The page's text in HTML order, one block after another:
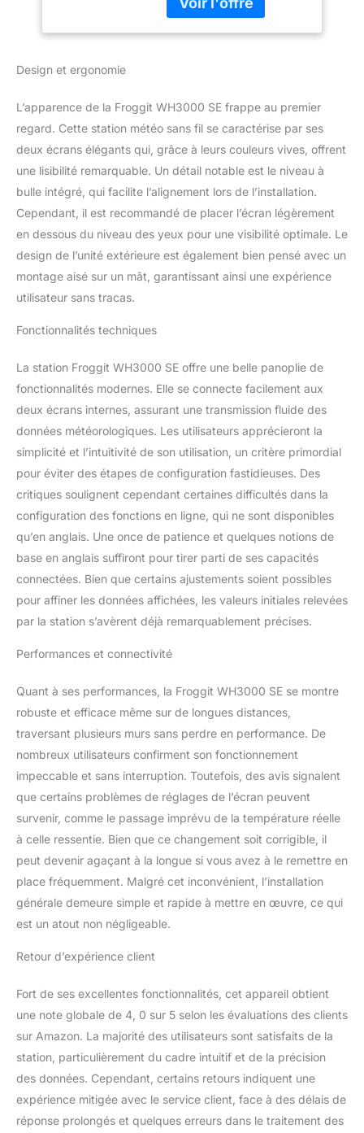
avec la dernière
vous pouvez télécharger
vos données météo à
Météo Server comme
temps réel. Merci à la
connexion Internet, vous
avez donc une vue
d'ensemble de vos
météorologiques
globales. us n'avez pas
il existe maintenant une
application de
laquelle vous pouvez
définir l'étape de la
station météo par étape.
Il est facile! Le roman
mesure la température
extérieure, l'humidité
relative, le rayonnement
solaire, la vitesse valeur
UV, les précipitations et
le vent, la direction du
vent (calcul Mise à jour
toutes les 16 sec.) Et
données à l'unité
d'affichage présente une
thermo-hygromètre
température interne
permanente, l'humidité
relative et la pression de
l'air est mesurée. Toutes
les données recueillies
seront analysées
automatiquement et
vous donner une
prévision d'une météo, le
taux de pluie, le point de
rosée ainsi que les
tendances de la pression
unité extérieure radio
avec thermo-hygromètre
intégré dans le nouveau
Y-design (température,
vent, direction du vent,
les précipitations, UV et
la lumière du soleil) -
Design et ergonomie
L’apparence de la Froggit WH3000 SE frappe au premier
regard. Cette station météo sans fil se caractérise par ses
deux écrans élégants qui, grâce à leurs couleurs vives, offrent
une lisibilité remarquable. Un détail notable est le niveau à
bulle intégré, qui facilite l’alignement lors de l’installation.
Cependant, il est recommandé de placer l’écran légèrement
en dessous du niveau des yeux pour une visibilité optimale. Le
design de l’unité extérieure est également bien pensé avec un
montage aisé sur un mât, garantissant ainsi une expérience
utilisateur sans tracas.
Fonctionnalités techniques
La station Froggit WH3000 SE offre une belle panoplie de
fonctionnalités modernes. Elle se connecte facilement aux
deux écrans internes, assurant une transmission fluide des
données météorologiques. Les utilisateurs apprécieront la
simplicité et l’intuitivité de son utilisation, un critère primordial
pour éviter des étapes de configuration fastidieuses. Des
critiques soulignent cependant certaines difficultés dans la
configuration des fonctions en ligne, qui ne sont disponibles
qu’en anglais. Une once de patience et quelques notions de
base en anglais suffiront pour tirer parti de ses capacités
connectées. Bien que certains ajustements soient possibles
pour affiner les données affichées, les valeurs initiales relevées
par la station s’avèrent déjà remarquablement précises.
Performances et connectivité
Quant à ses performances, la Froggit WH3000 SE se montre
robuste et efficace même sur de longues distances,
traversant plusieurs murs sans perdre en performance. De
nombreux utilisateurs confirment son fonctionnement
impeccable et sans interruption. Toutefois, des avis signalent
que certains problèmes de réglages de l’écran peuvent
survenir, comme le passage imprévu de la température réelle
à celle ressentie. Bien que ce changement soit corrigible, il
peut devenir agaçant à la longue si vous avez à le remettre en
place fréquemment. Malgré cet inconvénient, l’installation
générale demeure simple et rapide à mettre en œuvre, ce qui
est un atout non négligeable.
Retour d’expérience client
Fort de ses excellentes fonctionnalités, cet appareil obtient
une note globale de 4, 0 sur 5 selon les évaluations des clients
sur Amazon. La majorité des utilisateurs sont satisfaits de la
station, particulièrement du cadre intuitif et de la précision
des données. Cependant, certains retours indiquent une
expérience mitigée avec le service client, face à des délais de
réponse prolongés et quelques erreurs dans le traitement des